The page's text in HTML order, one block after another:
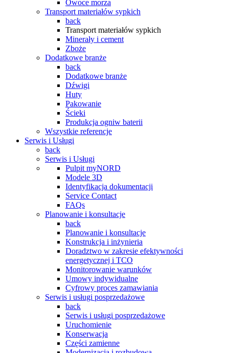
Owoce morza
Transport materiałów sypkich
back
Transport materiałów sypkich
Minerały i cement
Zboże
Dodatkowe branże
back
Dodatkowe branże
Dźwigi
Huty
Pakowanie
Ścieki
Produkcja ogniw baterii
Wszystkie referencje
Serwis i Usługi
back
Serwis i Usługi
Pulpit myNORD
Modele 3D
Identyfikacja dokumentacji
Service Contact
FAQs
Planowanie i konsultacje
back
Planowanie i konsultacje
Konstrukcja i inżynieria
Doradztwo w zakresie efektywności
energetycznej i TCO
Monitorowanie warunków
Umowy indywidualne
Cyfrowy proces zamawiania
Serwis i usługi posprzedażowe
back
Serwis i usługi posprzedażowe
Uruchomienie
Konserwacja
Części zamienne